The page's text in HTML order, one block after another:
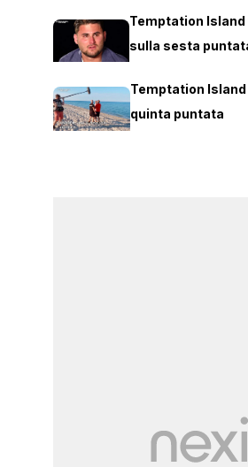
Temptation Island
sulla sesta
Temptation Island
quinta puntata